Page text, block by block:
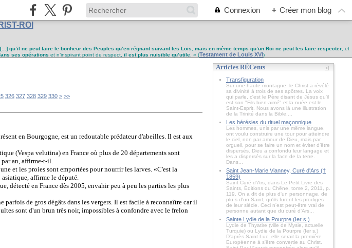
Connexion + Créer mon blog
ROI
qu’il ne peut faire le bonheur des Peuples qu’en régnant suivant les Lois mais en même temps qu’un Roi ne peut les faire respecter, et
ses opérations et n’inspirant point de respect, il est plus nuisible qu’utile . » (Testament de Louis XVI)
326 327 328 329 330 340
350
360
370
380
390
400
> >>
en Bourgogne, est un redoutable prédateur d'abeilles. Il est aux
(Vespa velutina) en France où plus de 20 départements sont
an, affirme-t-il.
et les proies sont emportées pour nourrir les larves. «C'est la
affirme le député.
détecté en France dès 2005, envahir peu à peu les parties les plus
de gros dégâts dans les vergers. Il est facile à reconnaître car il
sont d'un brun très noir, impossibles à confondre avec le frelon
Articles RÉCents
Transfiguration
Sur une haute montagne, le Christ a révélé
sa divinité à trois de ses apôtres. La voix
qui parle, c'est le Père disant de Jésus qu'il
est son "Fils bien-aimé" et la nuée est le
Saint-Esprit. Nous avons là une illustration
de la Trinité dans la Bible....
Les hérésies du rituel maçonnique
Les hommes, unis par une même langue,
ont voulu construire une tour pour atteindre
le ciel, non par amour de Dieu, mais par
orgueil, pour se faire un nom et éviter d’être
dispersés. Dieu a confondu leur langage et
les a dispersés sur la face de la terre.
Dans...
Saint Jean-Marie Vianney, Curé d'Ars (†
1859)
Saint Curé d'Ars, dans Le Petit Livre des
Saints, Éditions du Chêne, tome 2, 2011, p.
119. On a dit de plus d'un personnage, de
plu s d'un Saint, qu'ils furent les prodiges
de leur siècle. Ceci n'est peut-être vrai de
personne autant que du curé d'Ars...
Sainte Lydie de la Pourpre (Ier s.)
Lydie de Thyatire (ville de Mysie, actuelle
Turquie) ou Lydie de la Pourpre (Ier s.)
D'après Saint Luc, elle serait la première
Européenne à s'être convertie au Christ.